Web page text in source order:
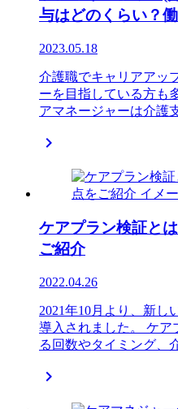
与はどのくらい？
2023.05.18
介護職でキャリアアッ
ーを目指している方も
アマネージャーは介護

ケアプラン検証と
ご紹介
2022.04.26
2021年10月より、新し
導入されました。 ケア
る回数やタイミング、
